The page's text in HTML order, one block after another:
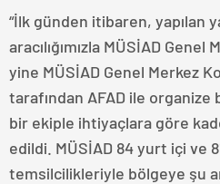
“İlk günden itibaren, yapılan
aracılığımızla MÜSİAD
yine MÜSİAD Genel Merkez
tarafından AFAD ile
bir ekiple ihtiyaçlara göre
edildi. MÜSİAD 84 yurt içi ve
temsilcilikleriyle bölgeye şu